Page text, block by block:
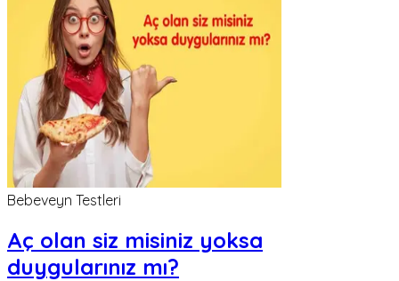
Bebeveyn Testleri
Aç olan siz misiniz yoksa
duygularınız mı?